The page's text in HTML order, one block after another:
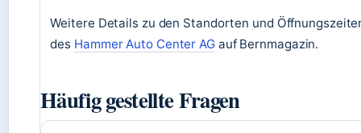
Weitere Details zu den Standorten und
des Hammer Auto Center AGauf Bernmagazin.
Häufig gestellte Fragen